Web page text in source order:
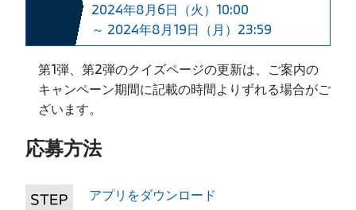
2024年8月6日（火）10:00
～ 2024年8月19日（月）23:59
第1弾、第2弾のクイズページの更新は、ご案内の
キャンペーン期間に記載の時間よりずれる場合がご
ざいます。
応募方法
アプリをダウンロード